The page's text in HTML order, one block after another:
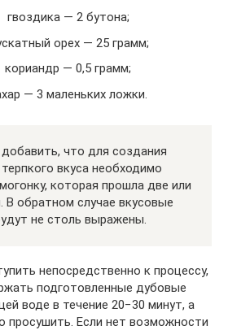
гвоздика — 2 бутона;
орех — 25 грамм;
кориандр — 0,5 грамм;
— 3 маленьких ложки.
что для создания
вкуса необходимо
которая прошла две или
В обратном случае вкусовые
не столь выражены.
непосредственно к процессу,
подготовленные дубовые
воде в течение 20−30 минут, а
просушить. Если нет возможности